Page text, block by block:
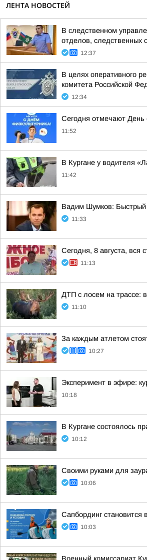
ЛЕНТА НОВОСТЕЙ
В следственном
отделов, следственных
12:37
В целях оперативного
комитета Российской
12:34
Сегодня отмечают День
11:52
В Кургане у водителя
11:42
Вадим Шумков: Быстрый
11:33
Сегодня, 8 августа, вся
11:13
ДТП с лосем на трассе:
11:10
За каждым атлетом
10:27
Эксперимент в эфире:
10:18
В Кургане состоялось
10:12
Своими руками для
10:06
Сапбординг
10:03